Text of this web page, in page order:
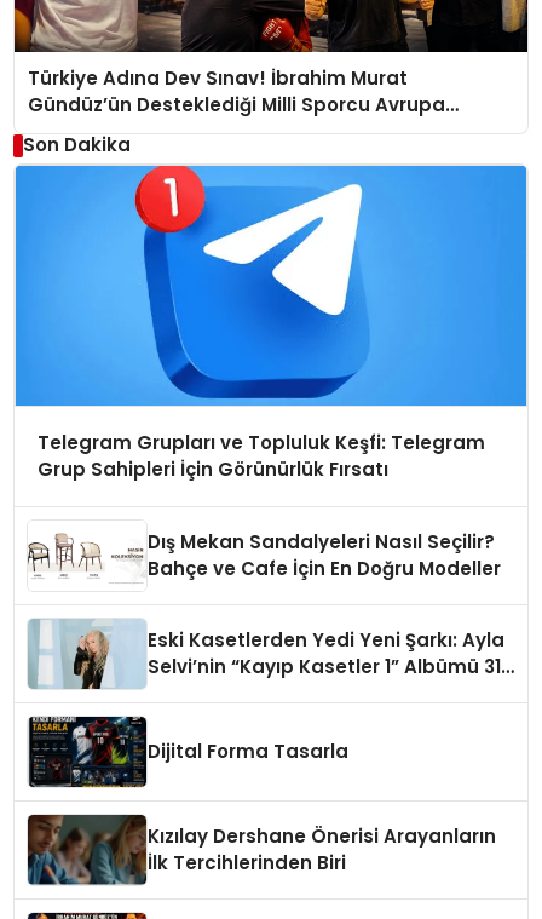
Türkiye Adına Dev Sınav! İbrahim Murat
Gündüz’ün Desteklediği Milli Sporcu Avrupa
Arenasında
Son Dakika
Telegram Grupları ve Topluluk Keşfi: Telegram
Grup Sahipleri İçin Görünürlük Fırsatı
Dış Mekan Sandalyeleri Nasıl Seçilir?
Bahçe ve Cafe İçin En Doğru Modeller
Eski Kasetlerden Yedi Yeni Şarkı: Ayla
Selvi’nin “Kayıp Kasetler 1” Albümü 31
Dijital Forma Tasarla
Kızılay Dershane Önerisi Arayanların
İlk Tercihlerinden Biri